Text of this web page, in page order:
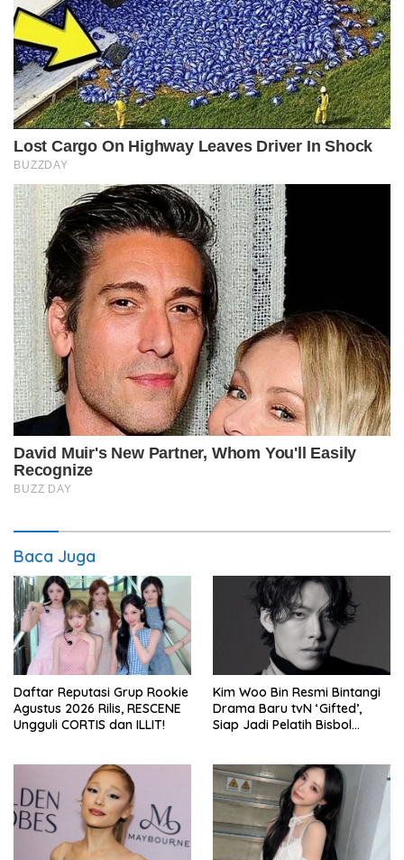
Baca Juga
Daftar Reputasi Grup Rookie
Agustus 2026 Rilis, RESCENE
Ungguli CORTIS dan ILLIT!
Kim Woo Bin Resmi Bintangi
Drama Baru tvN ‘Gifted’,
Siap Jadi Pelatih Bisbol